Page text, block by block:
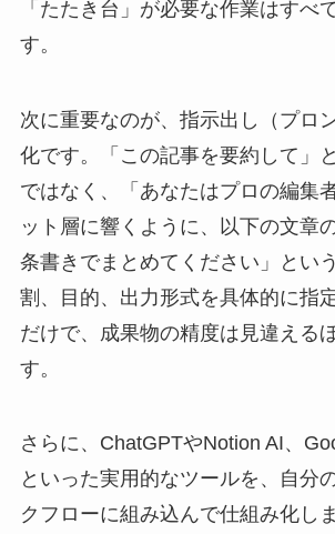
「たたき台」が必要な作業はすべ
す。
次に重要なのが、指示出し（プロ
化です。「この記事を要約して」
ではなく、「あなたはプロの編集
ット層に響くように、以下の文章
条書きでまとめてください」とい
割、目的、出力形式を具体的に指
だけで、成果物の精度は見違える
す。
さらに、ChatGPTやNotion AI、
といった実用的なツールを、自分
クフローに組み込んで仕組み化し